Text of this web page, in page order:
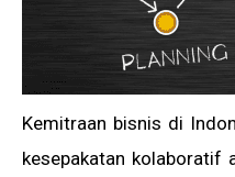
Kemitraan bisnis di
kesepakatan kolaboratif